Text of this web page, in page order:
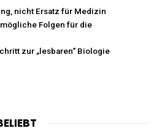
nicht Ersatz für Medizin
Folgen für die
zur „lesbaren“ Biologie